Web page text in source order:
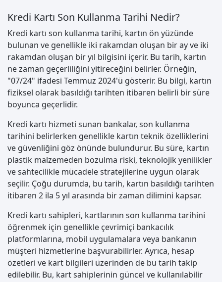
Kredi Kartı Son Kullanma Tarihi Nedir?
Kredi kartı son kullanma tarihi, kartın ön yüzünde
bulunan ve genellikle iki rakamdan oluşan bir ay ve iki
rakamdan oluşan bir yıl bilgisini içerir. Bu tarih, kartın
ne zaman geçerliliğini yitireceğini belirler. Örneğin,
"07/24" ifadesi Temmuz 2024'ü gösterir. Bu bilgi, kartın
fiziksel olarak basıldığı tarihten itibaren belirli bir süre
boyunca geçerlidir.
Kredi kartı hizmeti sunan bankalar, son kullanma
tarihini belirlerken genellikle kartın teknik özelliklerini
ve güvenliğini göz önünde bulundurur. Bu süre, kartın
plastik malzemeden bozulma riski, teknolojik yenilikler
ve sahtecilikle mücadele stratejilerine uygun olarak
seçilir. Çoğu durumda, bu tarih, kartın basıldığı tarihten
itibaren 2 ila 5 yıl arasında bir zaman dilimini kapsar.
Kredi kartı sahipleri, kartlarının son kullanma tarihini
öğrenmek için genellikle çevrimiçi bankacılık
platformlarına, mobil uygulamalara veya bankanın
müşteri hizmetlerine başvurabilirler. Ayrıca, hesap
özetleri ve kart bilgileri üzerinden de bu tarih takip
edilebilir. Bu, kart sahiplerinin güncel ve kullanılabilir